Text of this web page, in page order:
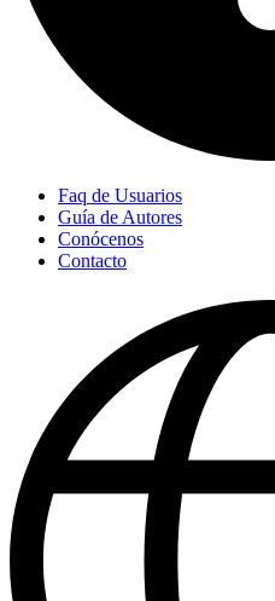
Faq de Usuarios
Guía de Autores
Conócenos
Contacto